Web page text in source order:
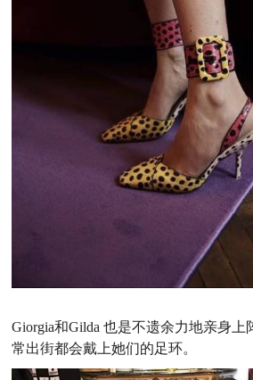
Giorgia和Gilda 也是不遗余力地亲身上
常出街都会戴上她们的足环。